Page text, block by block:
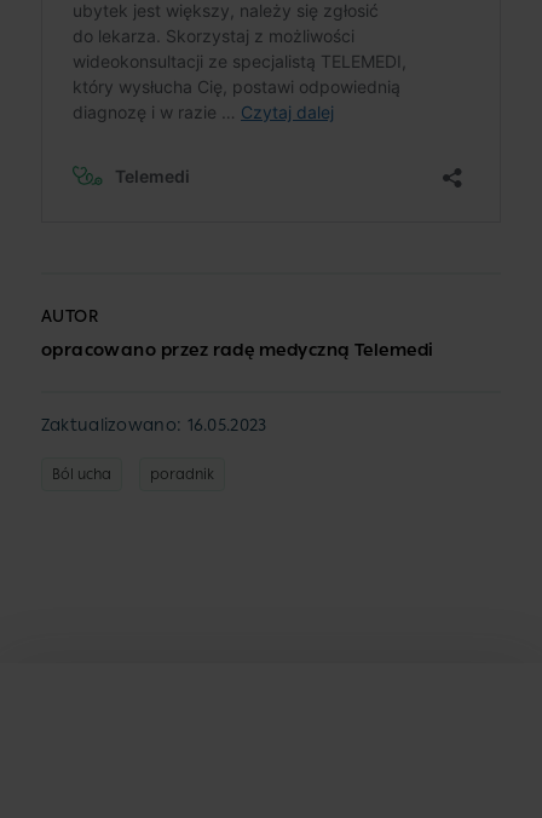
AUTOR
opracowano przez radę medyczną Telemedi
Zaktualizowano: 16.05.2023
Ból ucha poradnik